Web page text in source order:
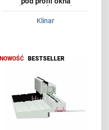
(opcjonalnie UV)
Klinar
NOWOŚĆ BESTSELLER